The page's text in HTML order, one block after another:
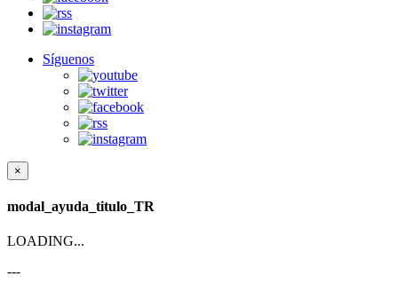
Síguenos
×
modal_ayuda_titulo_TR
LOADING...
---